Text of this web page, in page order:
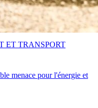
menace pour l'énergie et
ET TRANSPORT